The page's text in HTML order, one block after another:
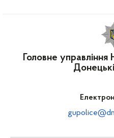
Головне управління